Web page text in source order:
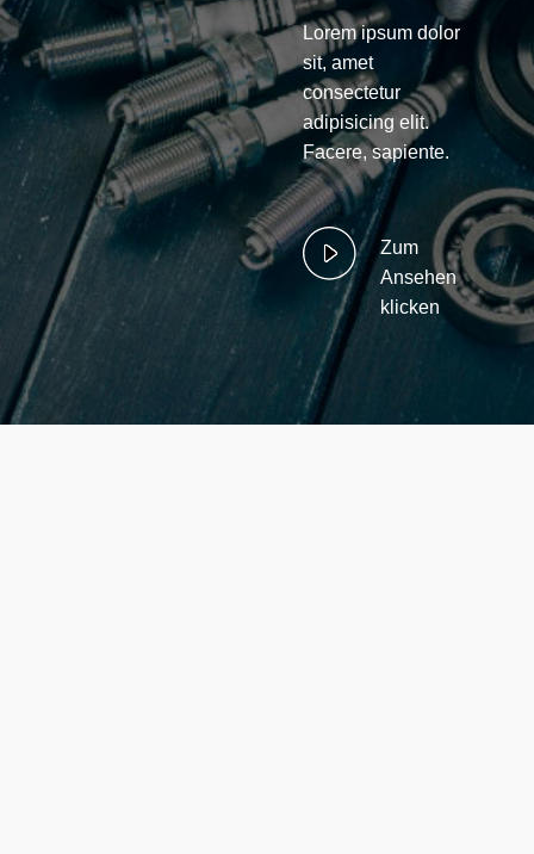
Lorem ipsum dolor
sit, amet
consectetur
adipisicing elit.
Facere, sapiente.
Zum
Ansehen
klicken